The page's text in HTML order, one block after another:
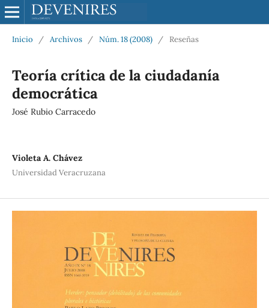
Inicio / Archivos / Núm. 18 (2008) / Reseñas
Teoría crítica de la ciudadanía
democrática
José Rubio Carracedo
Violeta A. Chávez
Universidad Veracruzana